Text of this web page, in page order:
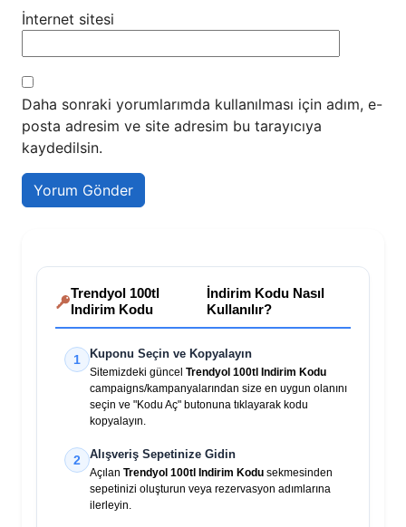
İnternet sitesi
Daha sonraki yorumlarımda kullanılması için adım, e-
posta adresim ve site adresim bu tarayıcıya
kaydedilsin.
Trendyol 100tl
Indirim Kodu
İndirim Kodu Nasıl
Kullanılır?
1 Kuponu Seçin ve Kopyalayın
Sitemizdeki güncel Trendyol 100tl Indirim Kodu
campaigns/kampanyalarından size en uygun olanını
seçin ve "Kodu Aç" butonuna tıklayarak kodu
kopyalayın.
2 Alışveriş Sepetinize Gidin
Açılan Trendyol 100tl Indirim Kodu sekmesinden
sepetinizi oluşturun veya rezervasyon adımlarına
ilerleyin.